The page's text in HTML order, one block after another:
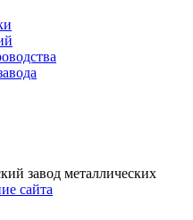
завод металлических
сайта